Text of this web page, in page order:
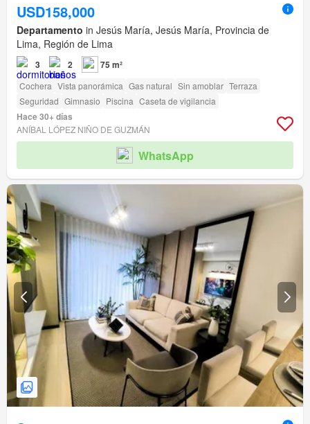
USD158,000
Departamento in Jesús María, Jesús María, Provincia de
Lima, Región de Lima
3 2 75 m²
Cochera Vista panorámica Gas natural Sin amoblar Terraza
Seguridad Gimnasio Piscina Caseta de vigilancia
Hace 30+ días
ANÍBAL LÓPEZ NIÑO DE GUZMÁN
WhatsApp